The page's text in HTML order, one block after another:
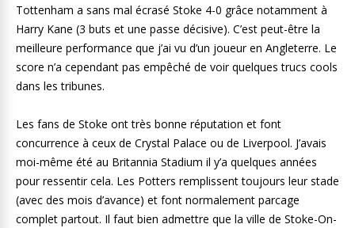
Tottenham a sans mal écrasé Stoke 4-0 grâce notamment à
Harry Kane (3 buts et une passe décisive). C’est peut-être la
meilleure performance que j’ai vu d’un joueur en Angleterre. Le
score n’a cependant pas empêché de voir quelques trucs cools
dans les tribunes.
Les fans de Stoke ont très bonne réputation et font
concurrence à ceux de Crystal Palace ou de Liverpool. J’avais
moi-même été au Britannia Stadium il y’a quelques années
pour ressentir cela. Les Potters remplissent toujours leur stade
(avec des mois d’avance) et font normalement parcage
complet partout. Il faut bien admettre que la ville de Stoke-On-